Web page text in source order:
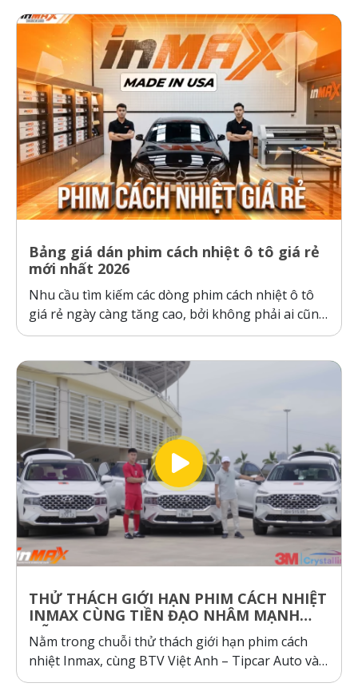
Bảng giá dán phim cách nhiệt ô tô giá rẻ
mới nhất 2026
Nhu cầu tìm kiếm các dòng phim cách nhiệt ô tô
giá rẻ ngày càng tăng cao, bởi không phải ai cũng
sẵn sàng bỏ ra hàng chục triệu đồng cho một gói
hãng” và “hàng giả, hàng nhái”...
THỬ THÁCH GIỚI HẠN PHIM CÁCH NHIỆT
INMAX CÙNG TIỀN ĐẠO NHÂM MẠNH
DŨNG
Nằm trong chuỗi thử thách giới hạn phim cách
nhiệt Inmax, cùng BTV Việt Anh – Tipcar Auto và
cầu thủ Nhâm Mạnh Dũng so sánh và kiểm